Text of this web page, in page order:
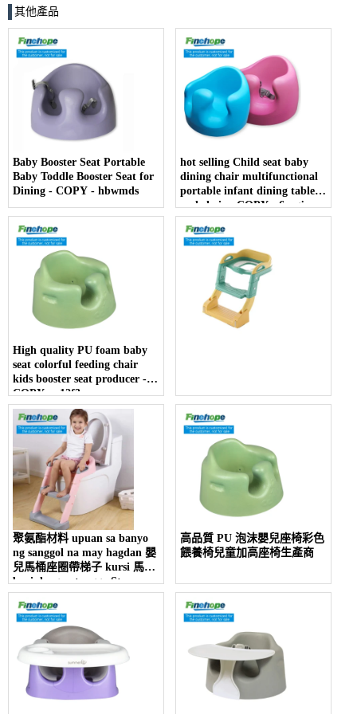
其他產品
Baby Booster Seat Portable
Baby Toddle Booster Seat for
Dining - COPY - hbwmds
hot selling Child seat baby
dining chair multifunctional
portable infant dining table
and chair - COPY - 6usgjs
High quality PU foam baby
seat colorful feeding chair
kids booster seat producer -
COPY - r12f3v
聚氨酯材料 upuan sa banyo
ng sanggol na may hagdan 嬰
兒馬桶座圈帶梯子 kursi 馬桶
bayi dengan tangga Step
高品質 PU 泡沫嬰兒座椅彩色
餵養椅兒童加高座椅生產商